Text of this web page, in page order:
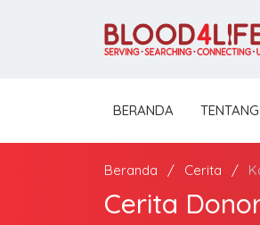
BERANDA TENTANG
Beranda Cerita
Cerita